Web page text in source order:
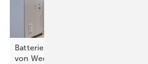
Batteriewechsel für E-Lkw: TU-
von Wechselstationen